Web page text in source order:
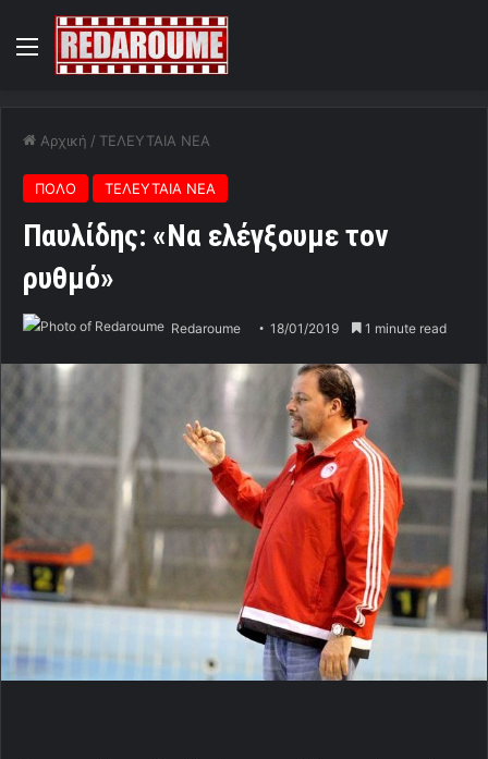
Menu
Αρχική / ΤΕΛΕΥΤΑΙΑ ΝΕΑ
ΠΟΛΟ ΤΕΛΕΥΤΑΙΑ ΝΕΑ
Παυλίδης: «Να ελέγξουμε τον
ρυθμό»
Redaroume 18/01/2019 1 minute read